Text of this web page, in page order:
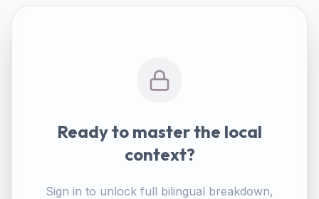
Ready to master the local
context?
Sign in to unlock full bilingual breakdown,